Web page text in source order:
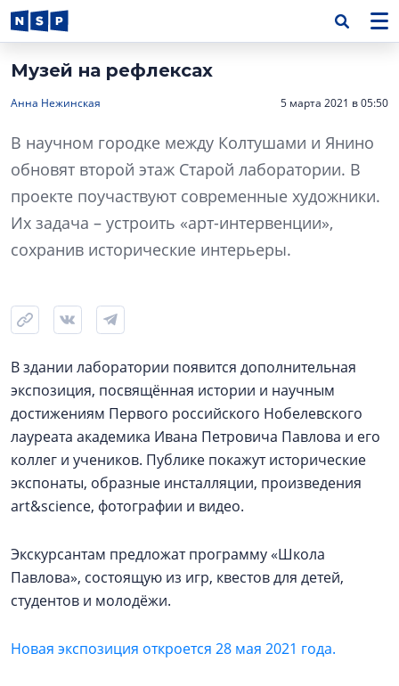
Музей на рефлексах
Анна Нежинская 5 марта 2021 в 05:50
В научном городке между Колтушами и Янино
обновят второй этаж Старой лаборатории. В
проекте поучаствуют современные художники.
Их задача – устроить «арт-интервенции»,
сохранив исторические интерьеры.
В здании лаборатории появится дополнительная
экспозиция, посвящённая истории и научным
достижениям Первого российского Нобелевского
лауреата академика Ивана Петровича Павлова и его
коллег и учеников. Публике покажут исторические
экспонаты, образные инсталляции, произведения
art&science, фотографии и видео.
Экскурсантам предложат программу «Школа
Павлова», состоящую из игр, квестов для детей,
студентов и молодёжи.
Новая экспозиция откроется 28 мая 2021 года.